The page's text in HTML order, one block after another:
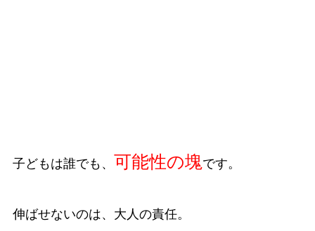
子どもは誰でも、 可能性の塊です。
伸ばせないのは、大人の責任。